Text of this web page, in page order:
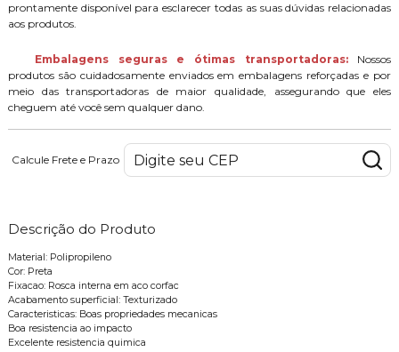
prontamente disponível para esclarecer todas as suas dúvidas relacionadas
aos produtos.
Embalagens seguras e ótimas transportadoras:
Nossos
produtos são cuidadosamente enviados em embalagens reforçadas e por
meio das transportadoras de maior qualidade, assegurando que eles
cheguem até você sem qualquer dano.
Calcule Frete e Prazo
Descrição do Produto
Material: Polipropileno
Cor: Preta
Fixacao: Rosca interna em aco corfac
Acabamento superficial: Texturizado
Caracteristicas: Boas propriedades mecanicas
Boa resistencia ao impacto
Excelente resistencia quimica